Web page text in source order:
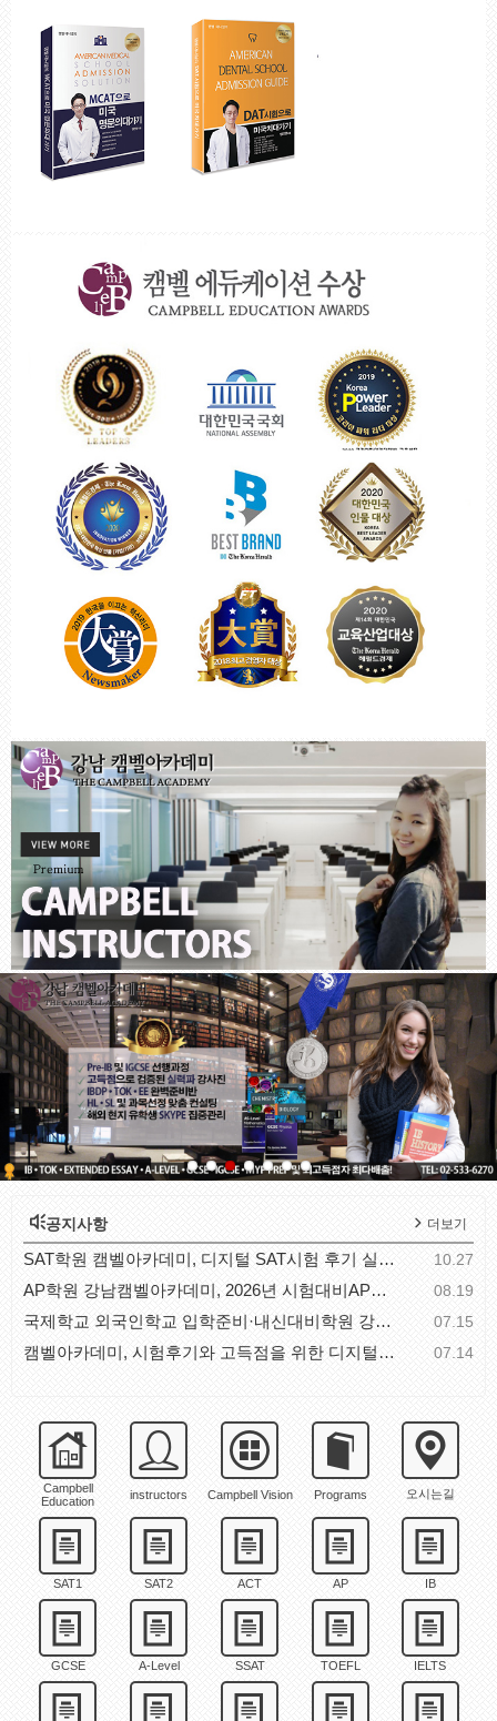
공지사항 더보기
SAT학원 캠벨아카데미, 디지털 SAT시험 후기 실전 체.. 10.27
AP학원 강남캠벨아카데미, 2026년 시험대비AP과목별 공.. 08.19
국제학교 외국인학교 입학준비·내신대비학원 강남캠벨.. 07.15
캠벨아카데미, 시험후기와 고득점을 위한 디지털SAT시.. 07.14
Campbell
Education
instructors Campbell Vision Programs 오시는길
SAT1 SAT2 ACT AP IB
GCSE A-Level SSAT TOEFL IELTS